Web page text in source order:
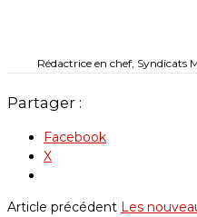
Rédactrice en chef, Syndicats
Partager :
Facebook
X
Article précédent Les